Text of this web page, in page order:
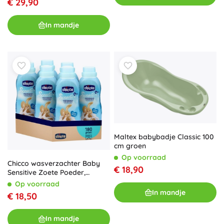
€ 29,90
In mandje
Chicco wasverzachter Baby
Sensitive Zoete Poeder,
geconcentreerd 750 ml (6×30
wasbeurten)
Op voorraad
€ 18,50
In mandje
Maltex babybadje Classic 100
cm groen
Op voorraad
€ 18,90
In mandje